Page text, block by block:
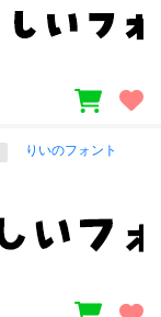
りいのフォント